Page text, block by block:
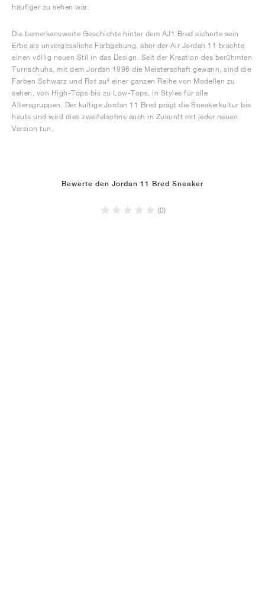
häufiger zu sehen war.
Die bemerkenswerte Geschichte hinter dem AJ1 Bred sicherte sein
Erbe als unvergessliche Farbgebung, aber der Air Jordan 11 brachte
einen völlig neuen Stil in das Design. Seit der Kreation des berühmten
Turnschuhs, mit dem Jordan 1996 die Meisterschaft gewann, sind die
Farben Schwarz und Rot auf einer ganzen Reihe von Modellen zu
sehen, von High-Tops bis zu Low-Tops, in Styles für alle
Altersgruppen. Der kultige Jordan 11 Bred prägt die Sneakerkultur bis
heute und wird dies zweifelsohne auch in Zukunft mit jeder neuen
Version tun.
Bewerte den Jordan 11 Bred Sneaker
(0)